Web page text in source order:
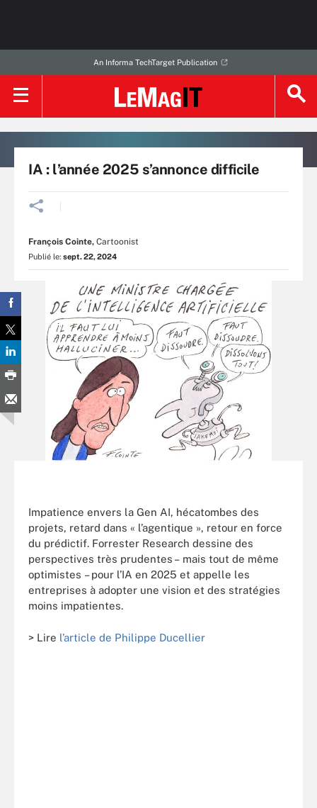
An Informa TechTarget Publication
IA : l’année 2025 s’annonce difficile
François Cointe, Cartoonist
Publié le: sept. 22, 2024
Impatience envers la Gen AI, hécatombes des
projets, retard dans « l’agentique », retour en force
du prédictif. Forrester Research dessine des
perspectives très prudentes – mais tout de même
optimistes – pour l’IA en 2025 et appelle les
entreprises à adopter une vision et des stratégies
moins impatientes.
> Lire l’article de Philippe Ducellier